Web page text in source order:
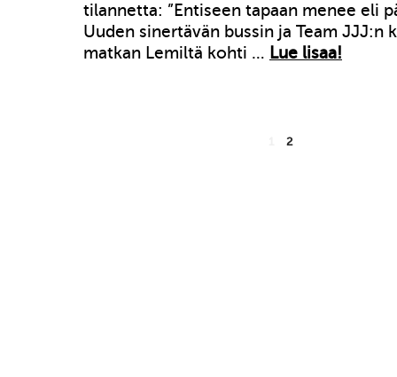
tilannetta: ”Entiseen tapaan menee eli
Uuden sinertävän bussin ja Team JJJ:n
matkan Lemiltä kohti … Lue lisaa!
2